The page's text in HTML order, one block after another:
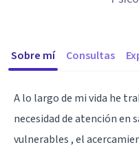
Sobre mí Consultas
A lo largo de mi vida he
necesidad de atención en
vulnerables , el